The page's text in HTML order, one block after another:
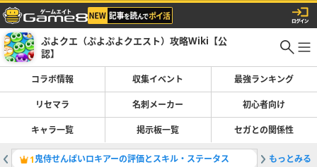
ぷよクエ（ぷよぷよクエスト）攻略Wiki【公
認】
コラボ情報 収集イベント 最強ランキング
リセマラ 名刺メーカー 初心者向け
キャラ一覧 掲示板一覧 セガとの関係性
1鬼侍せんぱいロキアーの評価とスキル・ステータス 2女王さ
もっとみる